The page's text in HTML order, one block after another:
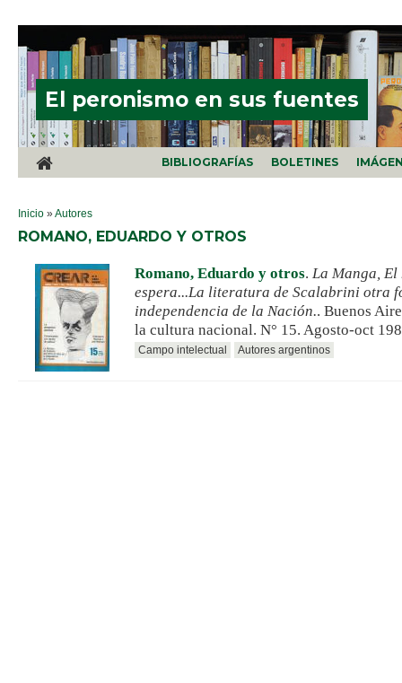
El peronismo en sus fuentes
BIBLIOGRAFÍAS BOLETINES
SE ENCUENTRA USTED AQUÍ
Inicio »Autores
ROMANO, EDUARDO Y OTROS
Romano, Eduardo y otros. La Manga, El
espera...La literatura de Scalabrini otra
independencia de la Nación.. Buenos
la cultura nacional. N° 15. Agosto-oct
Campo intelectual Autores argentinos